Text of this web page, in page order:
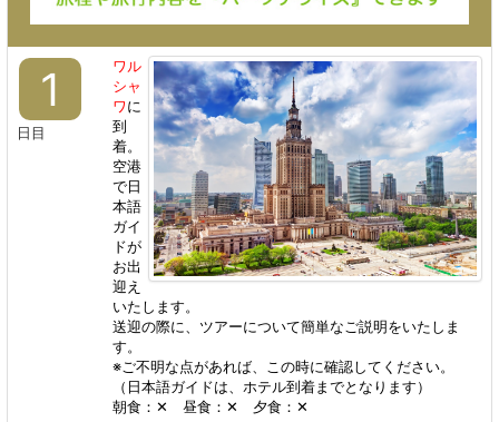
1
日目
ワル
シャ
ワに
到
着。
空港
で日
本語
ガイ
ドが
お出
迎え
いたします。
送迎の際に、ツアーについて簡単なご説明をいたしま
す。
※ご不明な点があれば、この時に確認してください。
（日本語ガイドは、ホテル到着までとなります）
朝食： ✕ 昼食：✕ 夕食：✕